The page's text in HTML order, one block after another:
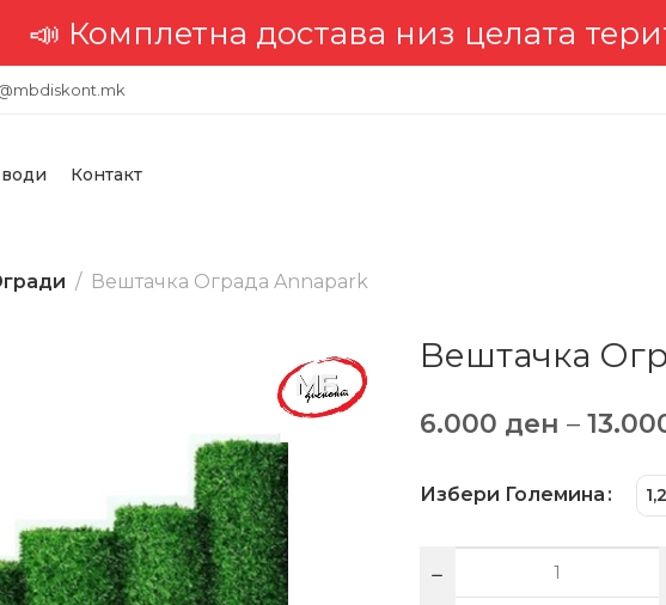
достава низ целата
Контакт
Вештачка Ограда Annapark
Вештачка
6.000 ден –
Избери Големина